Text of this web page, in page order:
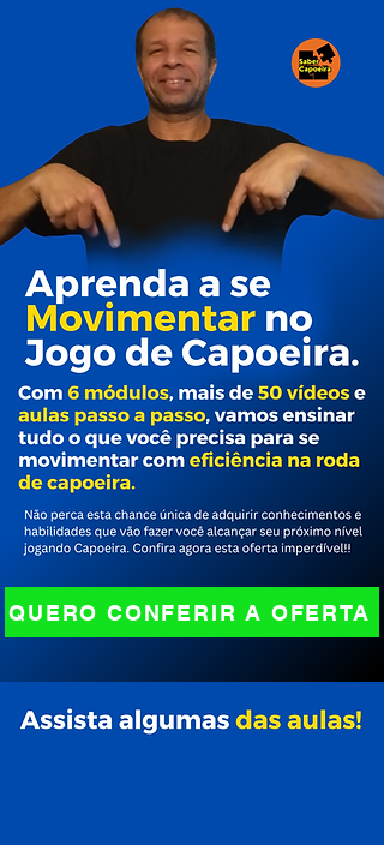
QUERO CONFERIR A OFERTA
QUERO CONFERIR A OFERTA